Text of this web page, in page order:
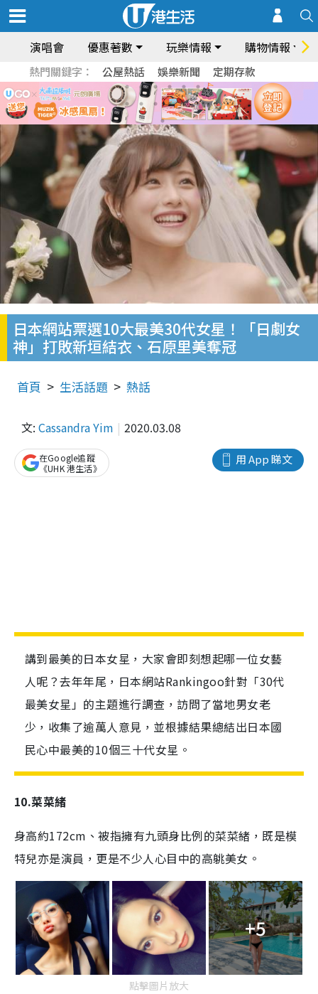
演唱會 優惠著數 玩樂情報 購物情報
熱門關鍵字： 公屋熱話 娛樂新聞 定期存款
日本網站票選10大最美30代女星！「日劇女
神」打敗新垣結衣、石原里美奪冠
首頁 生活話題 熱話
文: Cassandra Yim 2020.03.08
用 App 睇文
在Google追蹤
《UHK 港生活》
講到最美的日本女星，大家會即刻想起哪一位女藝
人呢？去年年尾，日本網站Rankingoo針對「30代
最美女星」的主題進行調查，訪問了當地男女老
少，收集了逾萬人意見，並根據結果總結出日本國
民心中最美的10個三十代女星。
10.菜菜緒
身高約172cm 、被指擁有九頭身比例的菜菜緒，既是模
特兒亦是演員，更是不少人心目中的高䠷美女。
+5
點擊圖片放大